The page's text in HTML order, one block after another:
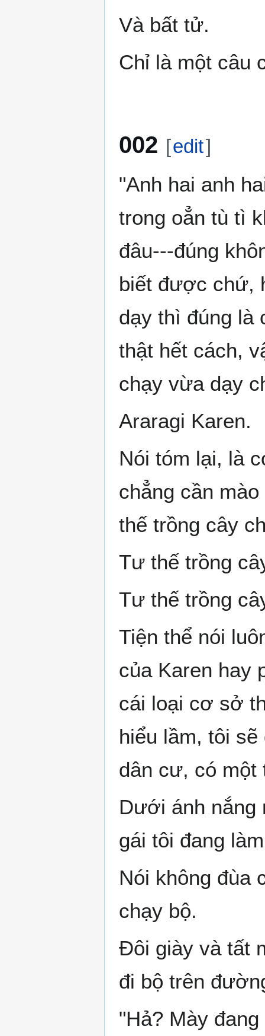
Và bất tử.
Chỉ là một câu
002 [edit]
"Anh hai anh
trong oẳn tù tì
đâu---đúng
biết được chứ,
dạy thì đúng là
thật hết cách,
chạy vừa dạy
Araragi Karen.
Nói tóm lại, là
chẳng cần
thế trồng cây
Tư thế trồng
Tư thế trồng
Tiện thể nói
của Karen hay
cái loại cơ sở
hiểu lầm, tôi
dân cư, có
Dưới ánh
gái tôi đang
Nói không đùa
chạy bộ.
Đôi giày và tất
đi bộ trên
"Hả? Mày